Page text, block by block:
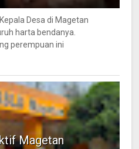
Desa di Magetan
harta bendanya.
perempuan ini
Magetan